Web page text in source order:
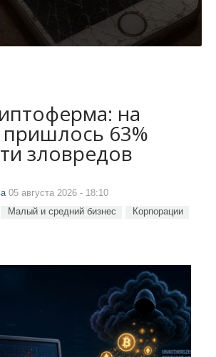
на
63%
зловредов
05 августа 2026 - 18:10
Малый и средний бизнес
Корпорации